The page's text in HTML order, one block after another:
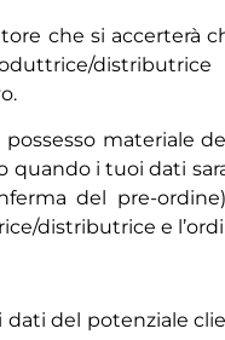
che si accerterà
distributrice
materiale
i tuoi dati
del pre-
distributrice e
del potenziale